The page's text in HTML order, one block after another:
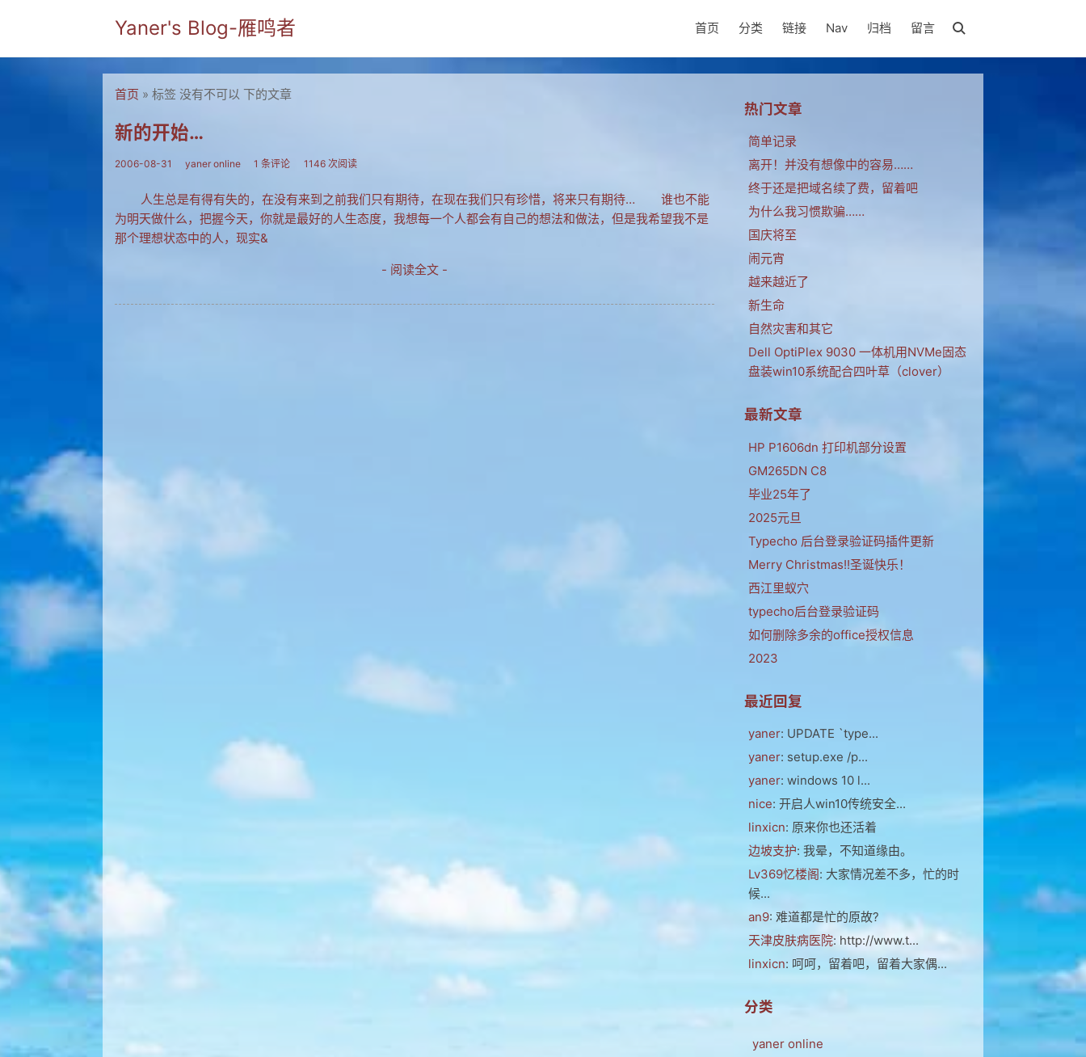
Yaner's Blog-雁鸣者 首页 分类 链接 Nav 归档 留言
首页 » 标签 没有不可以 下的文章
新的开始…
2006-08-31 yaner online 1 条评论 1146 次阅读
人生总是有得有失的，在没有来到之前我们只有期待，在现在我们只有珍惜，将来只有期待… 谁也不能
为明天做什么，把握今天，你就是最好的人生态度，我想每一个人都会有自己的想法和做法，但是我希望我不是
那个理想状态中的人，现实&
- 阅读全文 -
热门文章
简单记录
离开！并没有想像中的容易……
终于还是把域名续了费，留着吧
为什么我习惯欺骗……
国庆将至
闹元宵
越来越近了
新生命
自然灾害和其它
Dell OptiPlex 9030 一体机用NVMe固态
盘装win10系统配合四叶草（clover）
最新文章
HP P1606dn 打印机部分设置
GM265DN C8
毕业25年了
2025元旦
Typecho 后台登录验证码插件更新
Merry Christmas!!圣诞快乐！
西江里蚁穴
typecho后台登录验证码
如何删除多余的office授权信息
2023
最近回复
yaner: UPDATE `type...
yaner: setup.exe /p...
yaner: windows 10 l...
nice: 开启人win10传统安全...
linxicn: 原来你也还活着
边坡支护: 我晕，不知道缘由。
Lv369忆楼阁: 大家情况差不多，忙的时
候...
an9: 难道都是忙的原故?
天津皮肤病医院: http://www.t...
linxicn: 呵呵，留着吧，留着大家偶...
分类
yaner online